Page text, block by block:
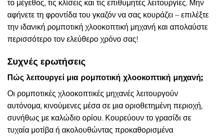
το μέγεθος, τις κλίσεις και τις επιθυμητές λειτουργίες. Μην
αφήνετε τη φροντίδα του γκαζόν να σας κουράζει – επιλέξτε
την ιδανική ρομποτική χλοοκοπτική μηχανή και απολαύστε
περισσότερο τον ελεύθερο χρόνο σας!
Συχνές ερωτήσεις
Πώς λειτουργεί μια ρομποτική χλοοκοπτική μηχανή;
Οι ρομποτικές χλοοκοπτικές μηχανές λειτουργούν
αυτόνομα, κινούμενες μέσα σε μια οριοθετημένη περιοχή,
συνήθως με καλώδιο ορίου. Κουρεύουν το γρασίδι σε
τυχαία μοτίβα ή ακολουθώντας προκαθορισμένα